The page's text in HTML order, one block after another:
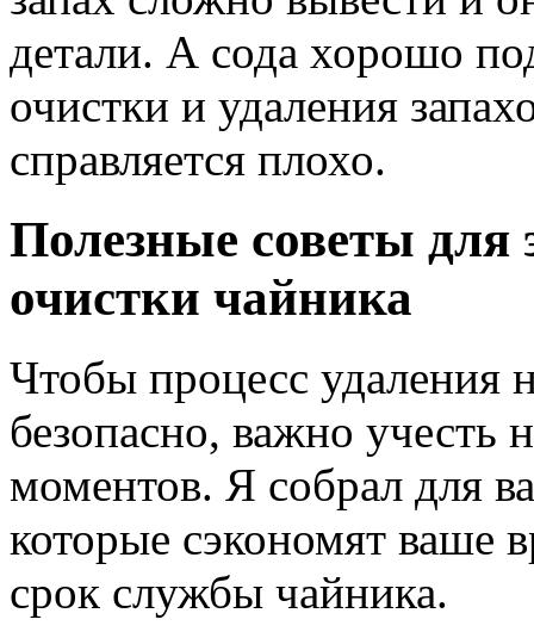
детали. А сода хорошо
очистки и удаления
справляется плохо.
Полезные советы для
очистки чайника
Чтобы процесс удаления
безопасно, важно учесть
моментов. Я собрал для
которые сэкономят ваше
срок службы чайника.